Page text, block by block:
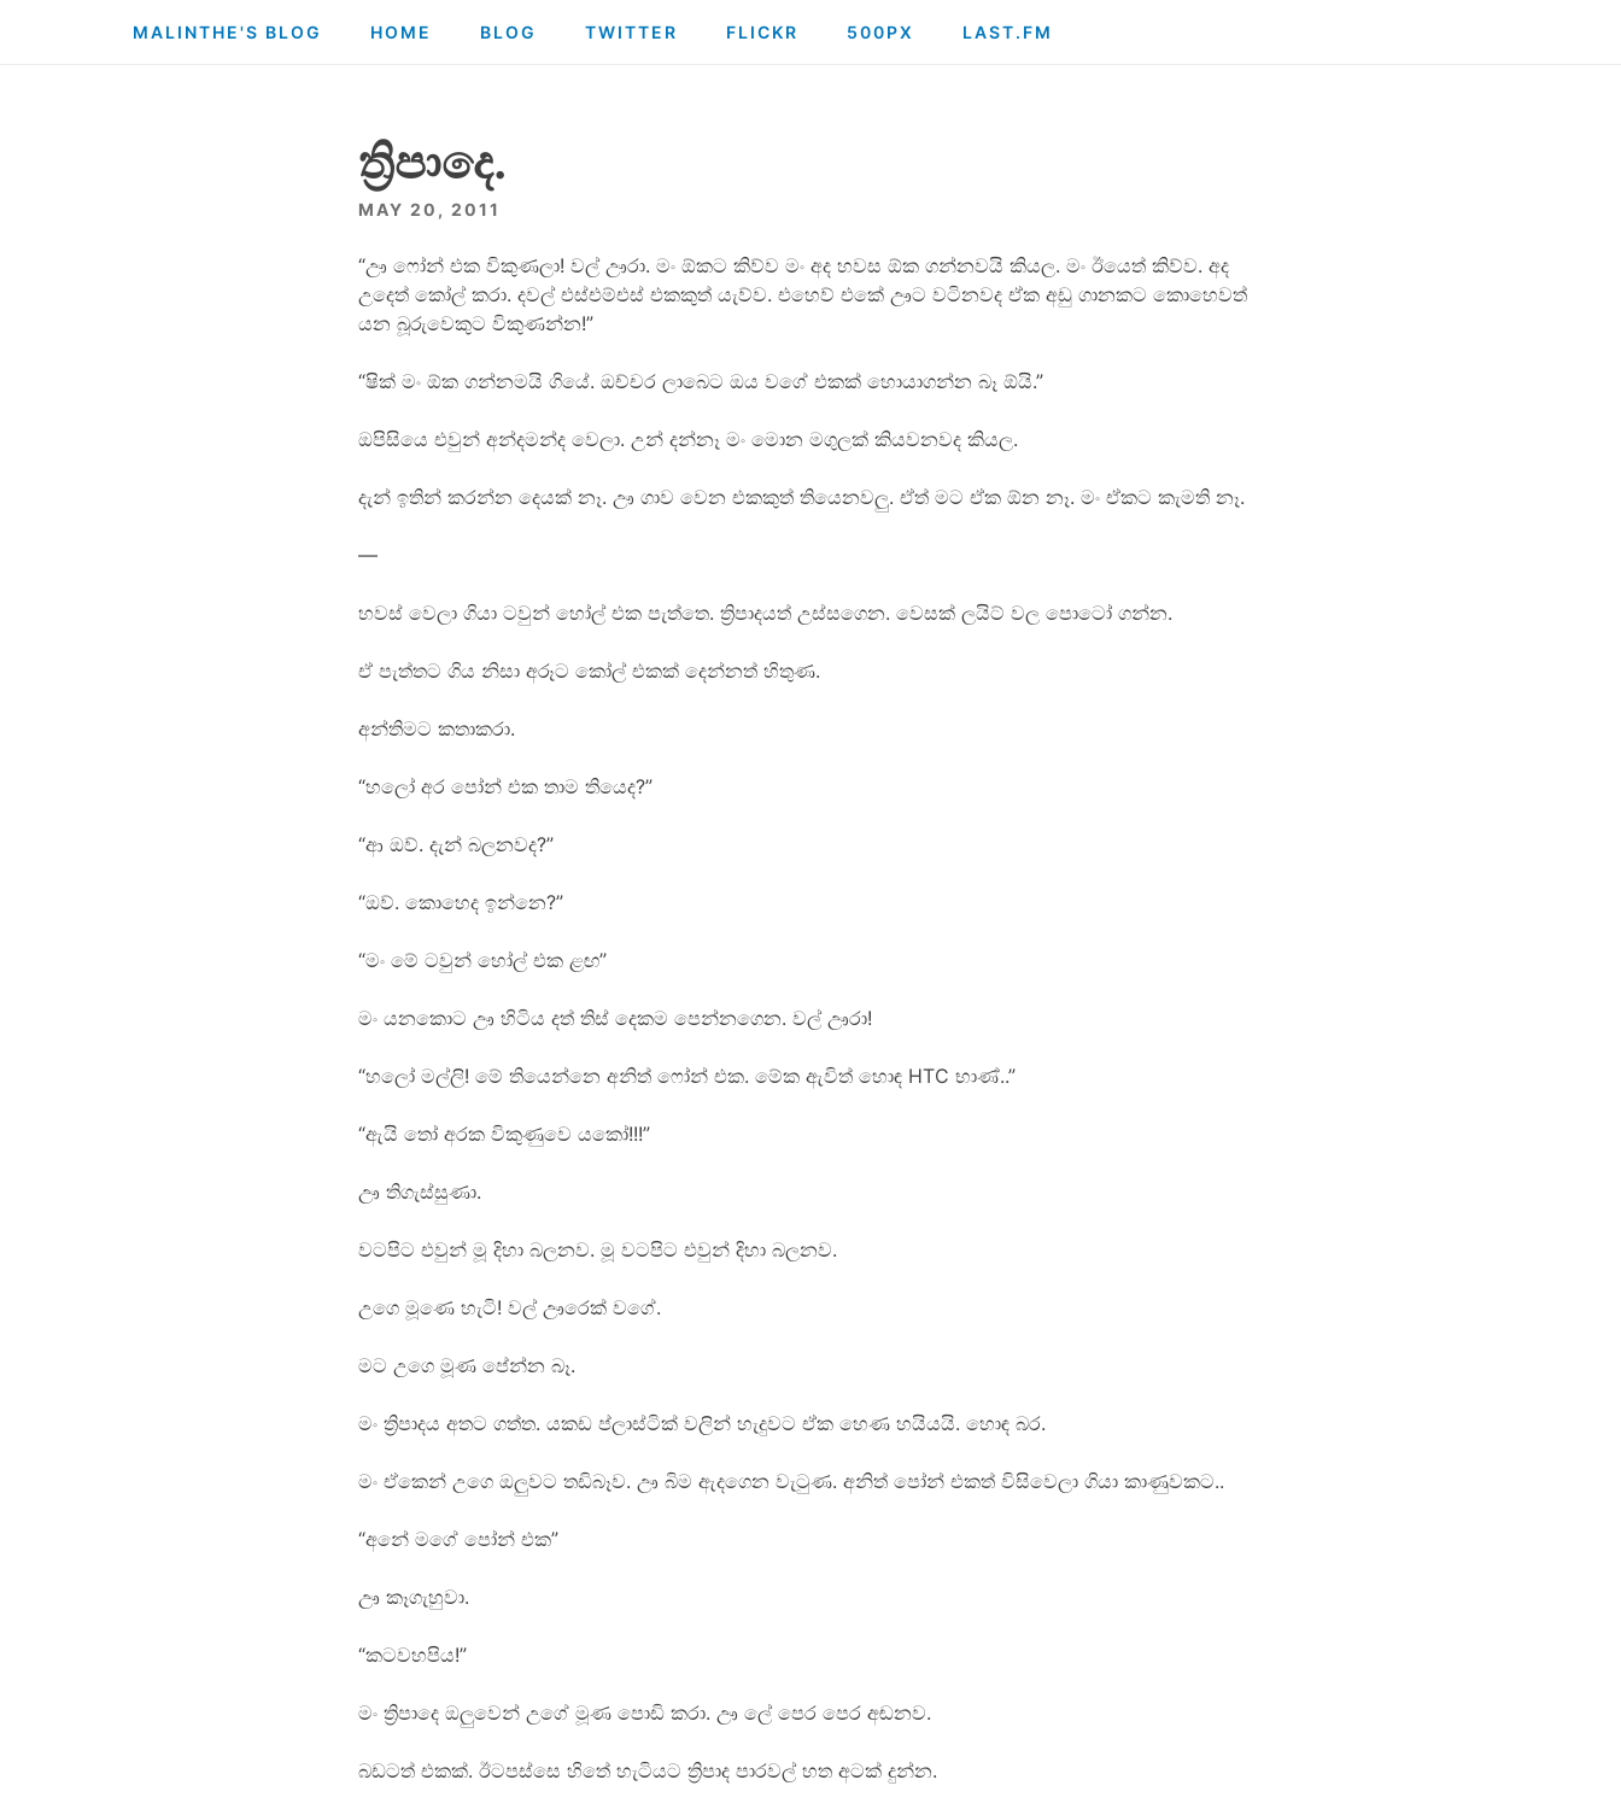
MALINTHE'S BLOG HOME BLOG TWITTER FLICKR 500PX LAST.FM
ත්‍රිපාදෙ.
MAY 20, 2011
“ඌ ෆෝන් එක විකුණලා! වල් ඌරා. මං ඕකට කිව්ව මං අද හවස ඕක ගන්නවයි කියල. මං ඊයෙත් කිව්ව. අද
උදෙත් කෝල් කරා. දවල් එස්එම්එස් එකකුත් යැව්ව. එහෙව් එකේ ඌට වටිනවද ඒක අඩු ගානකට කොහෙවත්
යන බූරුවෙකුට විකුණන්න!”
“ෂික් මං ඕක ගන්නමයි ගියේ. ඔච්චර ලාබෙට ඔය වගේ එකක් හොයාගන්න බෑ ඕයි.”
ඔපිසියෙ එවුන් අන්දමන්ද වෙලා. උන් දන්නෑ මං මොන මගුලක් කියවනවද කියල.
දැන් ඉතින් කරන්න දෙයක් නෑ. ඌ ගාව වෙන එකකුත් තියෙනවලු. ඒත් මට ඒක ඕන නෑ. මං ඒකට කැමති නෑ.
—
හවස් වෙලා ගියා ටවුන් හෝල් එක පැත්තෙ. ත්‍රිපාදයත් උස්සගෙන. වෙසක් ලයිට් වල පොටෝ ගන්න.
ඒ පැත්තට ගිය නිසා අරූට කෝල් එකක් දෙන්නත් හිතුණ.
අන්තිමට කතාකරා.
“හලෝ අර පෝන් එක තාම තියෙද?”
“ආ ඔව්. දැන් බලනවද?”
“ඔව්. කොහෙද ඉන්නෙ?”
“මං මේ ටවුන් හෝල් එක ළඟ”
මං යනකොට ඌ හිටිය දත් තිස් දෙකම පෙන්නගෙන. වල් ඌරා!
“හලෝ මල්ලි! මේ තියෙන්නෙ අනිත් ෆෝන් එක. මේක ඇවිත් හොඳ HTC භාණ්..”
“ඇයි තෝ අරක විකුණුවෙ යකෝ!!!”
ඌ තිගැස්සුණා.
වටපිට එවුන් මූ දිහා බලනව. මූ වටපිට එවුන් දිහා බලනව.
උගෙ මූණෙ හැටි! වල් ඌරෙක් වගේ.
මට උගෙ මූණ පේන්න බෑ.
මං ත්‍රිපාදය අතට ගත්ත. යකඩ ප්ලාස්ටික් වලින් හැදුවට ඒක හෙණ හයියයි. හොඳ බර.
මං ඒකෙන් උගෙ ඔලුවට තඩිබෑව. ඌ බිම ඇදගෙන වැටුණ. අනිත් පෝන් එකත් විසිවෙලා ගියා කාණුවකට..
“අනේ මගේ පෝන් එක”
ඌ කෑගැහුවා.
“කටවහපිය!”
මං ත්‍රිපාදෙ ඔලුවෙන් උගේ මූණ පොඩි කරා. ඌ ලේ පෙර පෙර අඬනව.
බඩටත් එකක්. ඊටපස්සෙ හිතේ හැටියට ත්‍රිපාද පාරවල් හත අටක් දුන්න.